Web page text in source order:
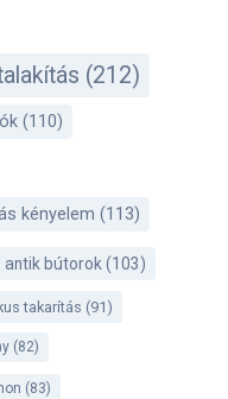
(212)
(110)
kényelem (113)
antik bútorok(103)
takarítás (91)
(82)
(83)